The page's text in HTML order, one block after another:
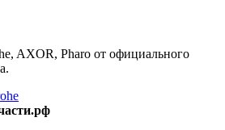
AXOR, Pharo от официального